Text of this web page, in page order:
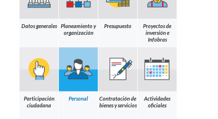
Datos generales
Planeamiento y
organización
Presupuesto
Proyectos de
inversión e
Infobras
Participación
ciudadana
Personal
Contratación de
bienes y servicios
Actividades
oficiales